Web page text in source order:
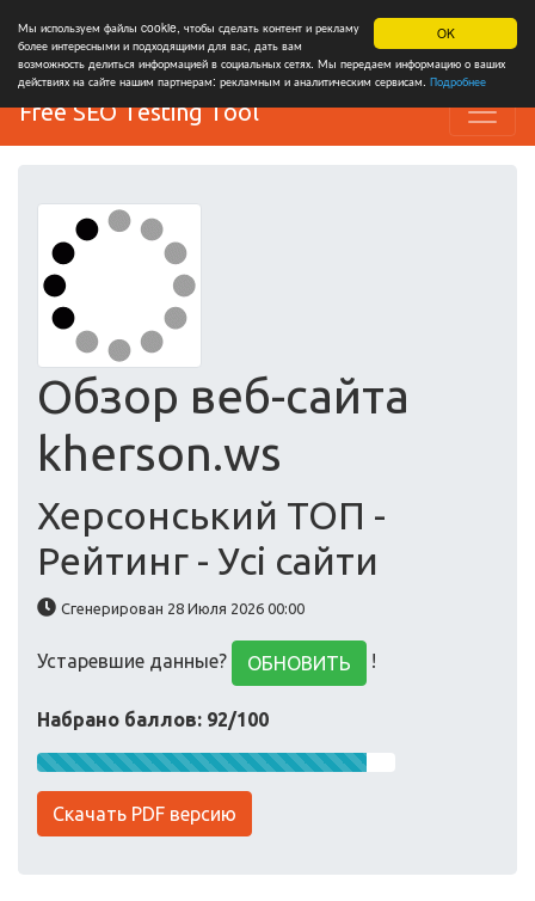
OK
Мы используем файлы cookie, чтобы сделать контент и рекламу
более интересными и подходящими для вас, дать вам
возможность делиться информацией в социальных сетях. Мы передаем информацию о ваших
действиях на сайте нашим партнерам: рекламным и аналитическим сервисам. Подробнее
Free SEO Testing Tool
Обзор веб-сайта
kherson.ws
Херсонський ТОП -
Рейтинг - Усі сайти
Сгенерирован 28 Июля 2026 00:00
Устаревшие данные? ОБНОВИТЬ !
Набрано баллов: 92/100
Скачать PDF версию